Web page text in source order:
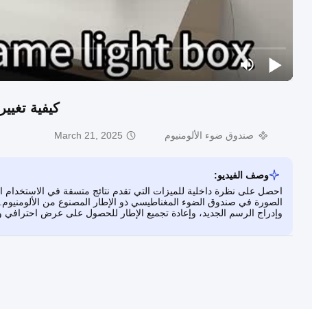
كيفية
صندوق ضوء الألومنيوم March 21, 2025
وصف الفيديو:
احصل على نظرة داخلية للميزات التي تقدم نتائج متسقة في
الصورة في صندوق الضوء المغناطيسي ذو الإطار المصنوع من
وإدراج الرسم الجديد، وإعادة تجميع الإطار للحصول على عرض